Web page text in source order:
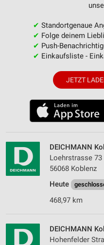
✔ Standortgenaue
✔ Folge deinem
✔ Push-
✔ Einkaufsliste -
JETZT
DEICHMANN
Loehrstrasse 73
56068 Koblenz
Heute
468,97 km
DEICHMANN
Hohenfelder